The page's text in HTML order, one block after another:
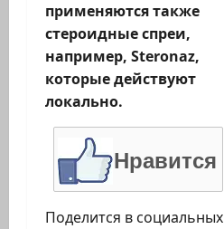
применяются также
стероидные спреи,
например, Steronaz,
которые действуют
локально.
Нравится
Поделится в социальных